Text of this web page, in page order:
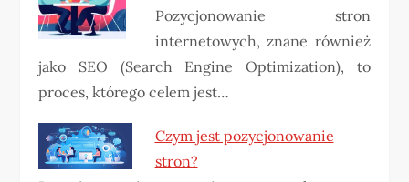
Pozycjonowanie stron
internetowych, znane również
jako SEO (Search Engine Optimization), to
proces, którego celem jest…
Czym jest pozycjonowanie
stron?